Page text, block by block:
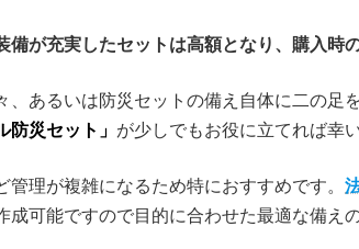
備が充実したセットは高額となり、購入
、あるいは防災セットの備え自体に二の足
防災セット」 が少しでもお役に立てれば幸い
理が複雑になるため特におすすめです。
可能ですので目的に合わせた最適な備え